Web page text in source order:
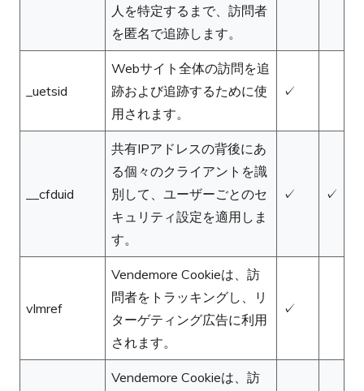
人を特定するまで、訪問者
を匿名で追跡します。
_uetsid
Webサイト全体の訪問を追
跡および追跡するために使
用されます。
✓
__cfduid
共有IPアドレスの背後にあ
る個々のクライアントを識
別して、ユーザーごとのセ
キュリティ設定を適用しま
す。
✓ ✓
vlmref
Vendemore Cookieは、訪
問者をトラッキングし、リ
ターゲティング広告に利用
されます。
✓
Vendemore Cookieは、訪